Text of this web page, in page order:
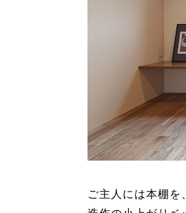
ご主人には本棚を